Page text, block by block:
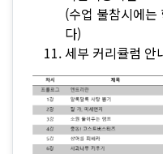
(수업 불참시에는
다)
세부 커리큘럼 안